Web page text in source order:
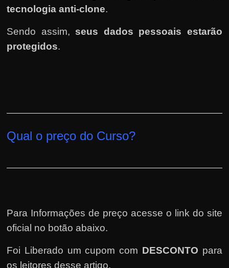
tecnologia anti-clone.
Sendo assim, seus dados pessoais estarão
protegidos.
Qual o preço do Curso?
Para Informações de preço acesse o link do site
oficial no botão abaixo.
Foi Liberado um cupom com DESCONTO para
os leitores desse artigo.